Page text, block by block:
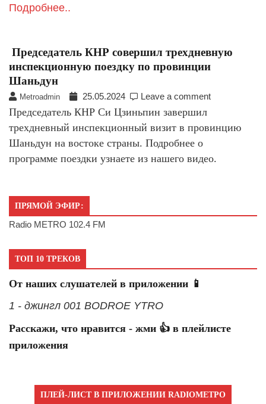
Подробнее..
Председатель КНР совершил трехдневную
инспекционную поездку по провинции
Шаньдун
Metroadmin 25.05.2024 Leave a comment
Председатель КНР Си Цзиньпин завершил
трехдневный инспекционный визит в провинцию
Шаньдун на востоке страны. Подробнее о
программе поездки узнаете из нашего видео.
ПРЯМОЙ ЭФИР:
Radio METRO 102.4 FM
ТОП 10 ТРЕКОВ
От наших слушателей в приложении 📱
1 - джингл 001 BODROE YTRO
Расскажи, что нравится - жми 👍 в плейлисте
приложения
ПЛЕЙ-ЛИСТ В ПРИЛОЖЕНИИ RADIOМЕТРО